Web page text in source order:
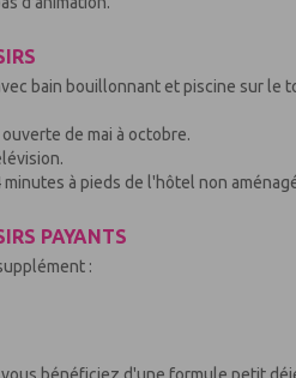
bain bouillonnant et piscine sur
de mai à octobre.
minutes à pieds de l'hôtel non
PAYANTS
: